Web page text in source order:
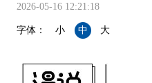
2026-05-16 12:21:18
字体： 小 中 大